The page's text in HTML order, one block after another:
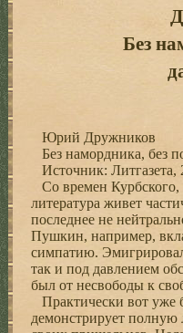
Без
Юрий Дружников
Без намордника, без
Источник: Литгазета,
Со времен Курбского,
литература живет
последнее не
Пушкин, например,
симпатию.
так и под давлением
был от несвободы к
Практически вот уже
демонстрирует